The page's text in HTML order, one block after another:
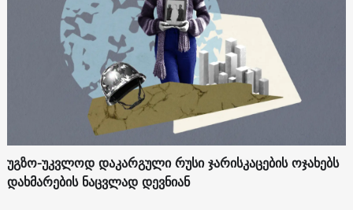
უგზო-უკვლოდ დაკარგული რუსი ჯარისკაცების ოჯახებს
დახმარების ნაცვლად დევნიან